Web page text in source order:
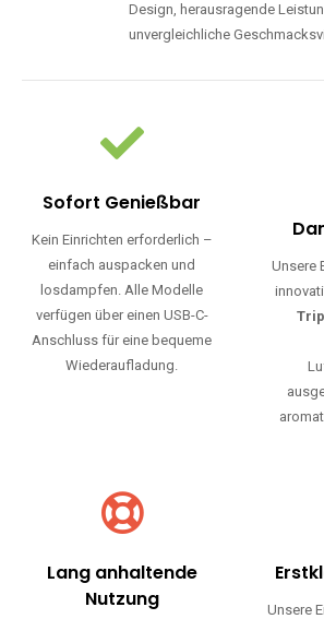
Design, herausragende
unvergleichliche
Sofort Genießbar
Kein Einrichten erforderlich –
einfach auspacken und
losdampfen. Alle Modelle
verfügen über einen USB-C-
Anschluss für eine bequeme
Wiederaufladung.
Unsere
Lang anhaltende
Nutzung
Unsere